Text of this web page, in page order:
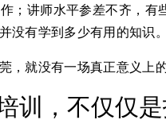
；讲师水平参差不齐，有
没有学到多少有用的知识。
，就没有一场真正意义上
训，不仅仅是